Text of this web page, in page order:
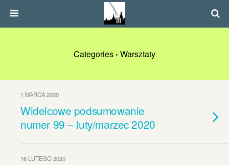
Categories › Warsztaty
1 MARCA 2020
Widelcowe podsumowanie
numer 99 – luty/marzec 2020
16 LUTEGO 2020